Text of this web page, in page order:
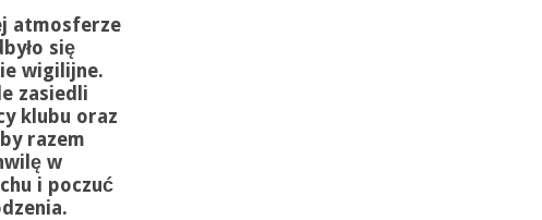
atmosferze
się
wigilijne.
zasiedli
klubu oraz
razem
w
i poczuć